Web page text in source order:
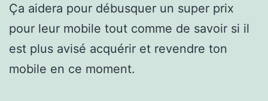
Ça aidera pour débusquer un super prix
pour leur mobile tout comme de savoir si il
est plus avisé acquérir et revendre ton
mobile en ce moment.